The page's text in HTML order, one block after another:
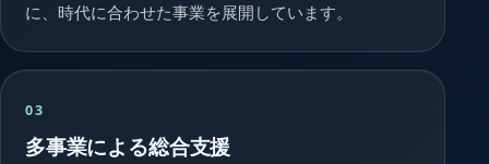
に、時代に合わせた事業を展開しています。
03
多事業による総合支援